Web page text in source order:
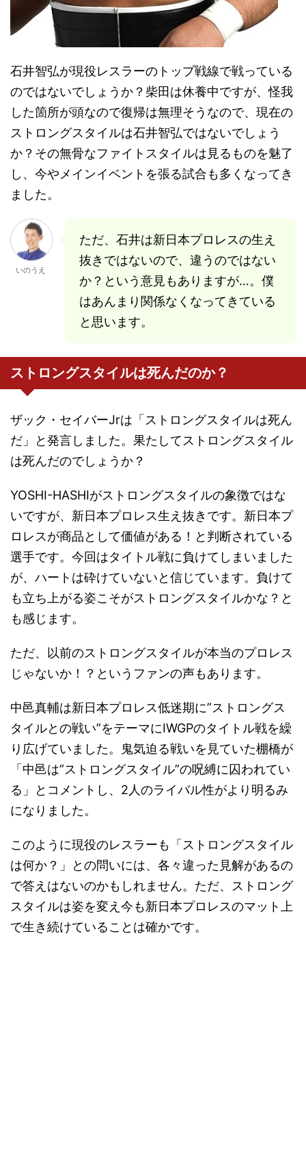
石井智弘が現役レスラーのトップ戦線で戦っている
のではないでしょうか？柴田は休養中ですが、怪我
した箇所が頭なので復帰は無理そうなので、現在の
ストロングスタイルは石井智弘ではないでしょう
か？その無骨なファイトスタイルは見るものを魅了
し、今やメインイベントを張る試合も多くなってき
ました。
いのうえ
ただ、石井は新日本プロレスの生え
抜きではないので、違うのではない
か？という意見もありますが…。僕
はあんまり関係なくなってきている
と思います。
ストロングスタイルは死んだのか？
ザック・セイバーJrは「ストロングスタイルは死ん
だ」と発言しました。果たしてストロングスタイル
は死んだのでしょうか？
YOSHI-HASHIがストロングスタイルの象徴ではな
いですが、新日本プロレス生え抜きです。新日本プ
ロレスが商品として価値がある！と判断されている
選手です。今回はタイトル戦に負けてしまいました
が、ハートは砕けていないと信じています。負けて
も立ち上がる姿こそがストロングスタイルかな？と
も感じます。
ただ、以前のストロングスタイルが本当のプロレス
じゃないか！？というファンの声もあります。
中邑真輔は新日本プロレス低迷期に”ストロングス
タイルとの戦い”をテーマにIWGPのタイトル戦を繰
り広げていました。鬼気迫る戦いを見ていた棚橋が
「中邑は”ストロングスタイル”の呪縛に囚われてい
る」とコメントし、2人のライバル性がより明るみ
になりました。
このように現役のレスラーも「ストロングスタイル
は何か？」との問いには、各々違った見解があるの
で答えはないのかもしれません。ただ、ストロング
スタイルは姿を変え今も新日本プロレスのマット上
で生き続けていることは確かです。